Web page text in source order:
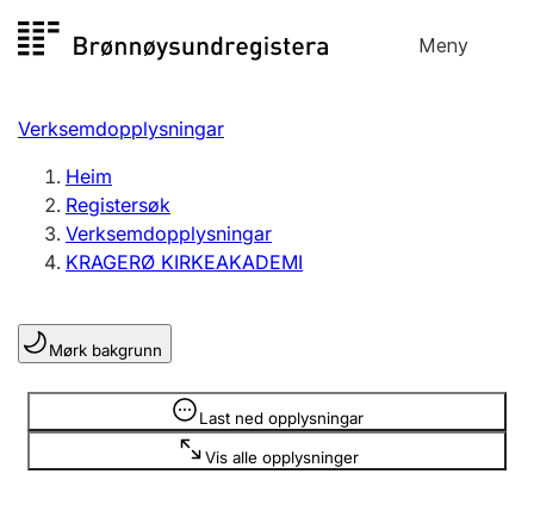
til
Meny
Registersøk
Aksjeselskap
Enkeltpersonføretak
Registrere, endre, slette
Lag og foreining
Registrere, endre, slette
Verksemdopplysningar
Heim
Registersøk
Verksemdopplysningar
KRAGERØ KIRKEAKADEMI
Mørk bakgrunn
Last ned opplysningar
Vis alle opplysninger
Opplysninger er skjult